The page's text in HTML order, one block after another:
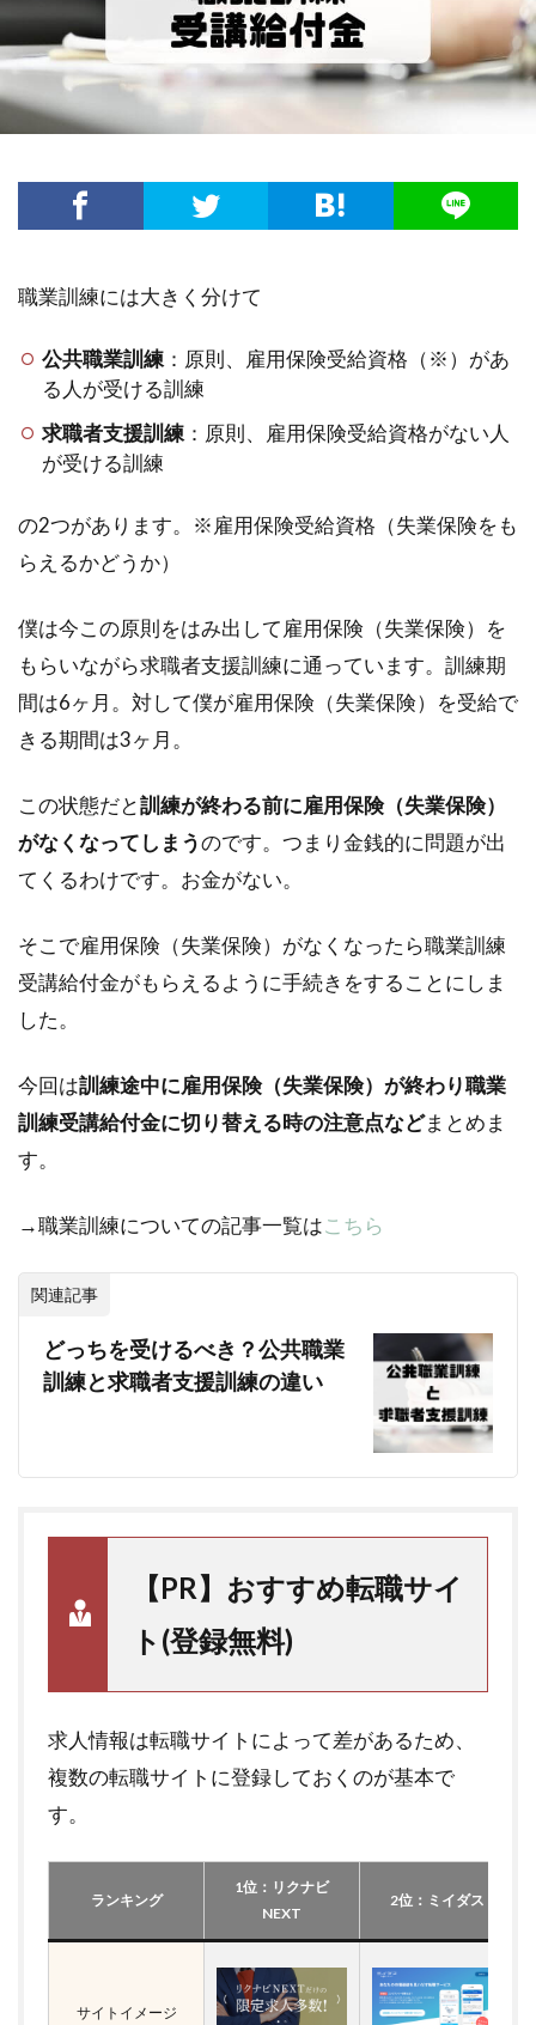
職業訓練には大きく分けて
公共職業訓練 ：原則、雇用保険受給資格（※）があ
る人が受ける訓練
求職者支援訓練 ：原則、雇用保険受給資格がない人
が受ける訓練
の2つがあります。※雇用保険受給資格（失業保険をも
らえるかどうか）
僕は今この原則をはみ出して雇用保険（失業保険）を
もらいながら求職者支援訓練に通っています。訓練期
間は6ヶ月。対して僕が雇用保険（失業保険）を受給で
きる期間は3ヶ月。
この状態だと訓練が終わる前に雇用保険（失業保険）
がなくなってしまうのです。つまり金銭的に問題が出
てくるわけです。お金がない。
そこで雇用保険（失業保険）がなくなったら職業訓練
受講給付金がもらえるように手続きをすることにしま
した。
今回は訓練途中に雇用保険（失業保険）が終わり職業
訓練受講給付金に切り替える時の注意点などまとめま
す。
→職業訓練についての記事一覧はこちら
関連記事
どっちを受けるべき？公共職業
訓練と求職者支援訓練の違い
【PR】おすすめ転職サイ
ト(登録無料)
求人情報は転職サイトによって差があるため、
複数の転職サイトに登録しておくのが基本で
す。
ランキング
1位：リクナビ
NEXT
2位：ミイダス
サイトイメージ